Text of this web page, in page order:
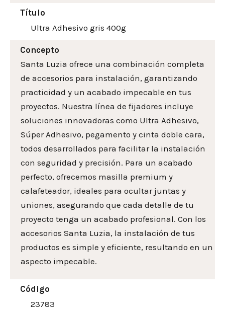
Título
Ultra Adhesivo gris 400g
Concepto
Santa Luzia ofrece una combinación completa
de accesorios para instalación, garantizando
practicidad y un acabado impecable en tus
proyectos. Nuestra línea de fijadores incluye
soluciones innovadoras como Ultra Adhesivo,
Súper Adhesivo, pegamento y cinta doble cara,
todos desarrollados para facilitar la instalación
con seguridad y precisión. Para un acabado
perfecto, ofrecemos masilla premium y
calafeteador, ideales para ocultar juntas y
uniones, asegurando que cada detalle de tu
proyecto tenga un acabado profesional. Con los
accesorios Santa Luzia, la instalación de tus
productos es simple y eficiente, resultando en un
aspecto impecable.
Código
23783